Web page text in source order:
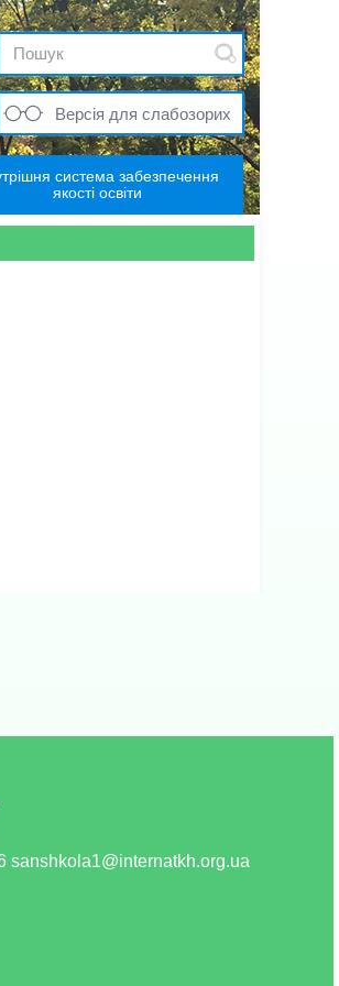
Версія для слабозорих
система забезпечення
якості освіти
sanshkola1@internatkh.org.ua